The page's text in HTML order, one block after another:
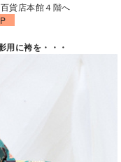
貨店本館４階へ
用に袴を・・・